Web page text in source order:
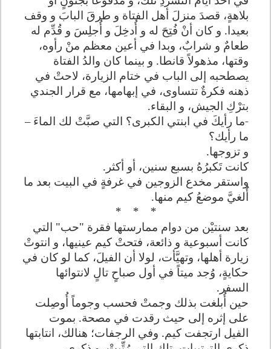
بلاهةٍ، قصدَ منزلَ أهل الفتاة و طرقَ البابَ و وقف
بعيدا. و كان أنْ فُتِحَ له و أُدخِلَ و أُجلِسَ و قُدِّم له
طعامٌ و شرابٌ، وبدا في أعين معظم منْ رأوه،
وقتها، مذهولاً قانطا. و بينما كان والدُ الفتاة
يصطحبه إلى الباب في ختام الزيارة، لاحتْ في
ذهنه فكرةٌ تتساوى، في إبهامها، مع قرار الجندي
بترْكِ الجيش، و البقاء.
-ما رأيكَ في ابنتي الكبرى؟ التي صبَّتْ لك الماءَ –
ما رأيك؟
و تزوجها.
كانت تَكبرُهُ بسبع سنين، أو أكثر .
واستقر مخدع الزوجين في غرفةٍ في البيت بعد ما
أُلغيَّ موضعُ كيم منها.
*
*
*
بعد سنتيْن من دوام ممارستها فقرة "حب" التي
كانت أسبوعية و ذائعة، فتحتْ كيم عينيها، و انتوتْ
زيارة أهلها، وتهيَّأت، لولا أن الفيلَ، كما لو كان في
حكايةٍ، وُجد ميتاً في أول صباحٍ تالٍ لانتوائها
السفر .
حين أُبلغت بذلك وجمتْ فحسب وجوماً أُوصِلت
على إثره إلى حيث رقدت في مصحة. بموت
الفيل ارتجفت كيم. وفي الرجفات؛ هنالك، انتابتها